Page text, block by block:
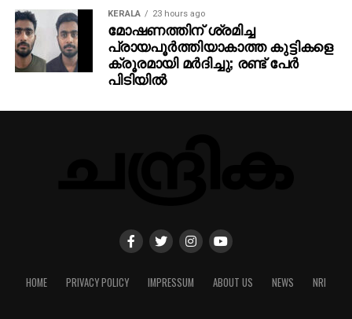
KERALA 23 hours ago
മോഷണത്തിന് ശ്രമിച്ച
പ്രായപൂര്‍ത്തിയാകാത്ത കുട്ടികളെ
ക്രൂരമായി മര്‍ദിച്ചു; രണ്ട് പേര്‍
പിടിയില്‍
HOME PRIVACY POLICY IMPRESSUM ABOUT US NEWS NRI